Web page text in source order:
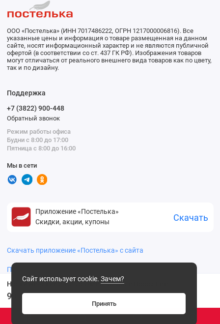
Носки женские 23, 25 размер голубые Hobby Line
99 .00 ₽
Сайт использует cookie. Зачем?
Принять
ООО «Постелька» (ИНН 7017486222, ОГРН 1217000006816). Все
указанные цены и информация о товаре размещенная на данном
сайте, носят информационный характер и не являются публичной
офертой (в соответствии со ст. 437 ГК РФ). Изображения товаров
могут отличаться от реального внешнего вида товаров как по цвету,
так и по дизайну.
Поддержка
+7 (3822) 900-448
Обратный звонок
Режим работы офиса
Будни с 8:00 до 17:00
Пятница с 8:00 до 16:00
Мы в сети
Приложение «Постелька»
Скидки, акции, купоны
Скачать
Скачать приложение «Постелька» с сайта
Политика конфиденциальности